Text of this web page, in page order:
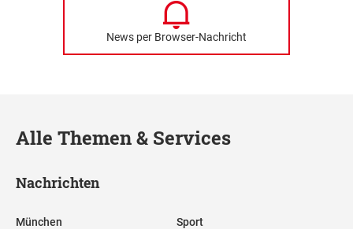
News per Browser-Nachricht
Alle Themen & Services
Nachrichten
München Sport